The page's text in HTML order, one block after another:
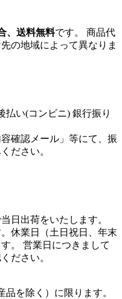
、送料無料です。 商品代
の地域によって異なりま
払い(コンビニ) 銀行振り
確認メール」等にて、振
ださい。
日出荷をいたします。
休業日（土日祝日、年末
。 営業日につきまして
ださい。
を除く）に限ります。